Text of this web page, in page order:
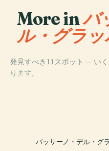
More inバ
ル・グラッ
発見すべき11スポット — い
ります。
PLACE
バッサーノ・デ
PLACE
バッサーノ・デル・グ